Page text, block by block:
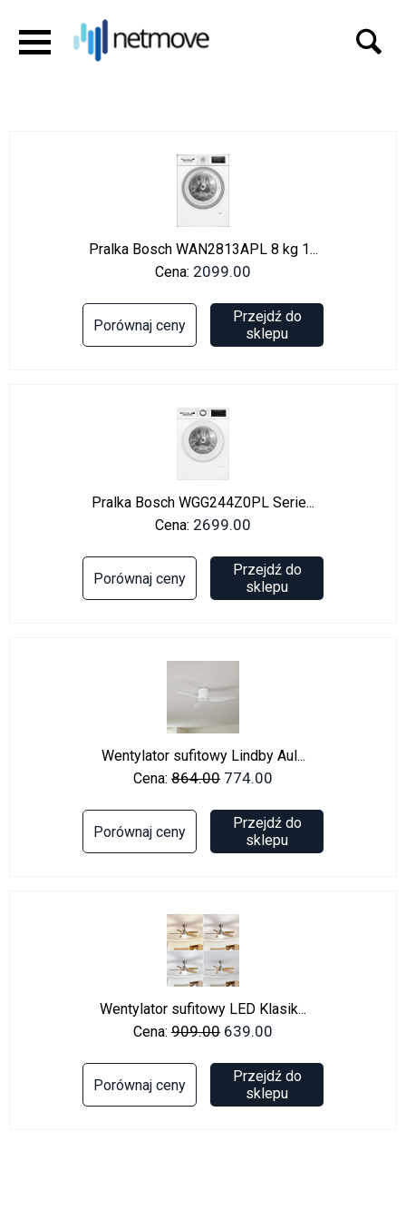
Pralka Bosch WAN2813APL 8 kg 1...
Cena: 2099.00
Porównaj ceny
Przejdź do
sklepu
Pralka Bosch WGG244Z0PL Serie...
Cena: 2699.00
Porównaj ceny
Przejdź do
sklepu
Wentylator sufitowy Lindby Aul...
Cena: 864.00 774.00
Porównaj ceny
Przejdź do
sklepu
Wentylator sufitowy LED Klasik...
Cena: 909.00 639.00
Porównaj ceny
Przejdź do
sklepu